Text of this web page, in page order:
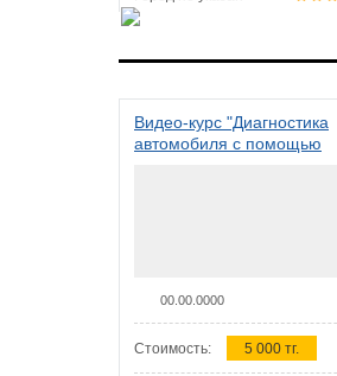
Видео-курс "Диагностика
автомобиля с помощью
00.00.0000
Стоимость: 5 000 тг.